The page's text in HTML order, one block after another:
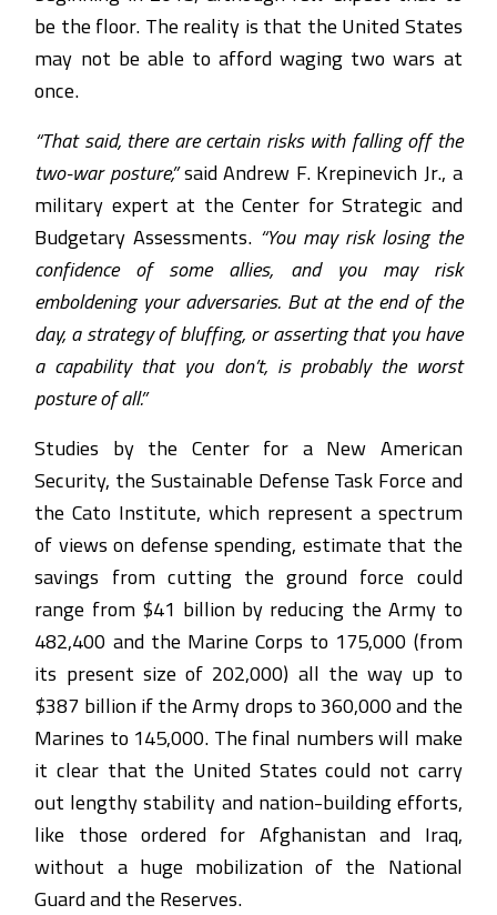
be the floor. The reality is that the United States
may not be able to afford waging two wars at
once.
“That said, there are certain risks with falling off the
two-war posture,”said Andrew F. Krepinevich Jr., a
military expert at the Center for Strategic and
Budgetary Assessments. “You may risk losing the
confidence of some allies, and you may risk
emboldening your adversaries. But at the end of the
day, a strategy of bluffing, or asserting that you have
a capability that you don’t, is probably the worst
posture of all.”
Studies by the Center for a New American
Security, the Sustainable Defense Task Force and
the Cato Institute, which represent a spectrum
of views on defense spending, estimate that the
savings from cutting the ground force could
range from $41 billion by reducing the Army to
482,400 and the Marine Corps to 175,000 (from
its present size of 202,000) all the way up to
$387 billion if the Army drops to 360,000 and the
Marines to 145,000. The final numbers will make
it clear that the United States could not carry
out lengthy stability and nation-building efforts,
like those ordered for Afghanistan and Iraq,
without a huge mobilization of the National
Guard and the Reserves.